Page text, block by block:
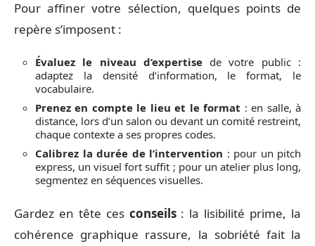
Pour affiner votre sélection, quelques points de
repère s’imposent :
Évaluez le niveau d’expertisede votre public :
adaptez la densité d’information, le format, le
vocabulaire.
Prenez en compte le lieu et le format : en salle, à
distance, lors d’un salon ou devant un comité restreint,
chaque contexte a ses propres codes.
Calibrez la durée de l’intervention : pour un pitch
express, un visuel fort suffit ; pour un atelier plus long,
segmentez en séquences visuelles.
Gardez en tête ces conseils: la lisibilité prime, la
cohérence graphique rassure, la sobriété fait la